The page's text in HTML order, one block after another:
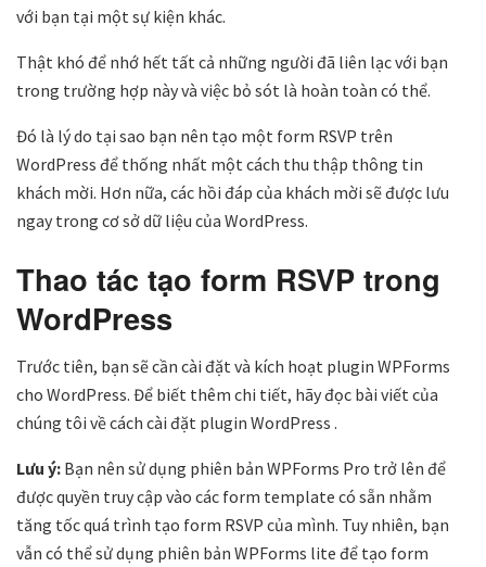
với bạn tại một sự kiện khác.
Thật khó để nhớ hết tất cả những người đã liên lạc với bạn
trong trường hợp này và việc bỏ sót là hoàn toàn có thể.
Đó là lý do tại sao bạn nên tạo một form RSVP trên
WordPress để thống nhất một cách thu thập thông tin
khách mời. Hơn nữa, các hồi đáp của khách mời sẽ được lưu
ngay trong cơ sở dữ liệu của WordPress.
Thao tác tạo form RSVP trong
WordPress
Trước tiên, bạn sẽ cần cài đặt và kích hoạt plugin WPForms
cho WordPress. Để biết thêm chi tiết, hãy đọc bài viết của
chúng tôi về cách cài đặt plugin WordPress .
Lưu ý: Bạn nên sử dụng phiên bản WPForms Pro trở lên để
được quyền truy cập vào các form template có sẵn nhằm
tăng tốc quá trình tạo form RSVP của mình. Tuy nhiên, bạn
vẫn có thể sử dụng phiên bản WPForms lite để tạo form